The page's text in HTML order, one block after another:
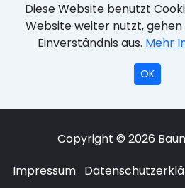
Diese Website benutzt
Website weiter nutzt,
Einverständnis aus. Mehr
OK
Copyright © 2026
Impressum